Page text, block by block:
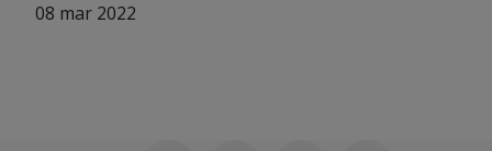
08 mar 2022